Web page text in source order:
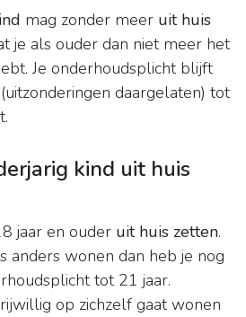
mag zonder meer uit huis
je als ouder dan niet meer het
Je onderhoudsplicht blijft
daargelaten) tot
kind uit huis
jaar en ouder uit huis zetten.
anders wonen dan heb je nog
tot 21 jaar.
op zichzelf gaat wonen